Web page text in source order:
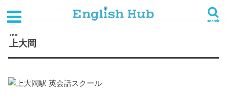
search
TAG
上大岡